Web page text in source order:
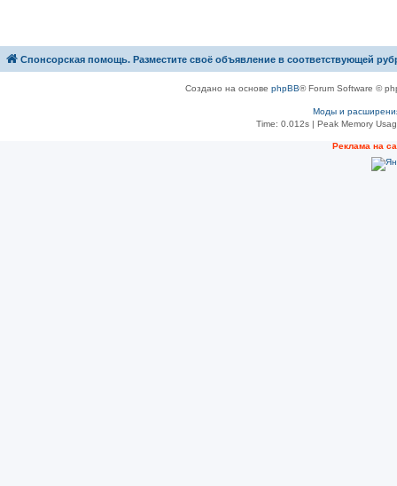
Спонсорская помощь. Разместите своё объявление в соответствующей
Создано на основе phpBB® Forum Software ©
Моды и
Time: 0.012s| Peak Memory
Рeклама на